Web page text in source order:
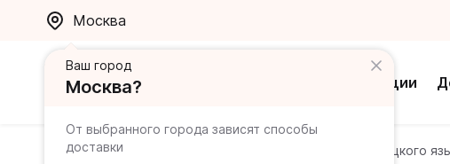
Москва
Акции
Ваш город
Москва?
От выбранного города зависят способы
доставки
Главная Каталог 16 уроков Немецкого